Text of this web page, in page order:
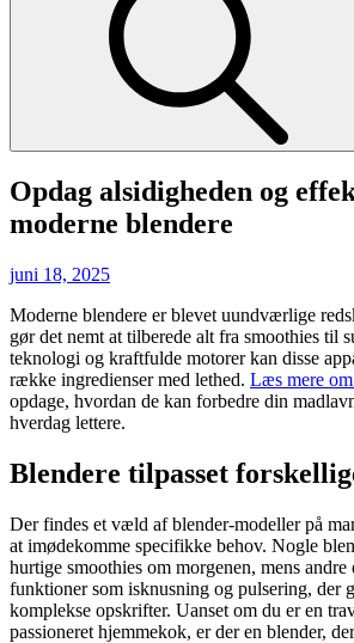
Opdag alsidigheden og
moderne blendere
Posted
juni 18, 2025
Moderne blendere er blevet uundværlige
gør det nemt at tilberede alt fra smoothies til
teknologi og kraftfulde motorer kan disse
række ingredienser med lethed. Læs mere
opdage, hvordan de kan forbedre din
hverdag lettere.
Blendere tilpasset
Der findes et væld af blender-modeller på
at imødekomme specifikke behov. Nogle
hurtige smoothies om morgenen, mens andre
funktioner som isknusning og pulsering, der
komplekse opskrifter. Uanset om du er en
passioneret hjemmekok, er der en blender,